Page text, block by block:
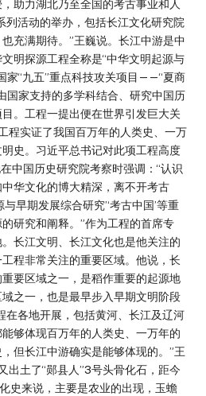
助力湖北乃至全国的考古事业和人
列活动的举办，包括长江文化研究院
充满期待。”王巍说。长江中游是中
明探源工程全称是“中华文明起源与
家“九五”重点科技攻关项目——“夏商
国家支持的多学科结合、研究中国历
。工程一提出便在世界引发巨大关
程实证了我国百万年的人类史、一万
史。习近平总书记对此项工程高度
中国历史研究院考察时强调：“认识
华文化的博大精深，离不开考古
早期发展综合研究’‘考古中国’等重
研究和阐释。”作为工程的首席专
长江文明、长江文化也是他关注的
程非常关注的重要区域。他说，长
要区域之一，是稻作重要的起源地
之一，也是最早步入早期文明阶段
在各地开展，包括黄河、长江及辽河
够体现百万年的人类史、一万年的
但长江中游确实是能够体现的。”王
土了“郧县人”3号头骨化石，距今
史来说，主要是农业的出现，玉蟾